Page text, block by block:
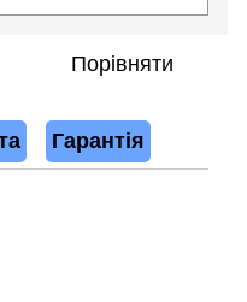
Порівняти
Гарантія